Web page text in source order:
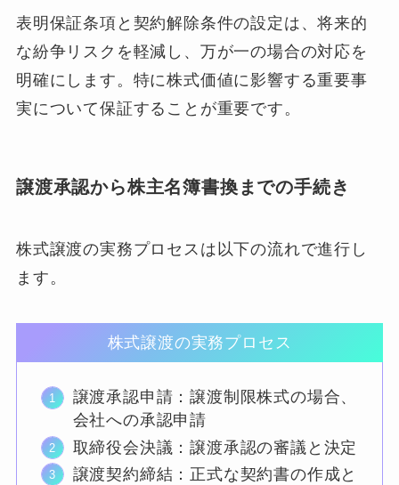
表明保証条項と契約解除条件の設定は、将来的
な紛争リスクを軽減し、万が一の場合の対応を
明確にします。特に株式価値に影響する重要事
実について保証することが重要です。
譲渡承認から株主名簿書換までの手続き
株式譲渡の実務プロセスは以下の流れで進行し
ます。
株式譲渡の実務プロセス
譲渡承認申請：譲渡制限株式の場合、
会社への承認申請
取締役会決議：譲渡承認の審議と決定
譲渡契約締結：正式な契約書の作成と